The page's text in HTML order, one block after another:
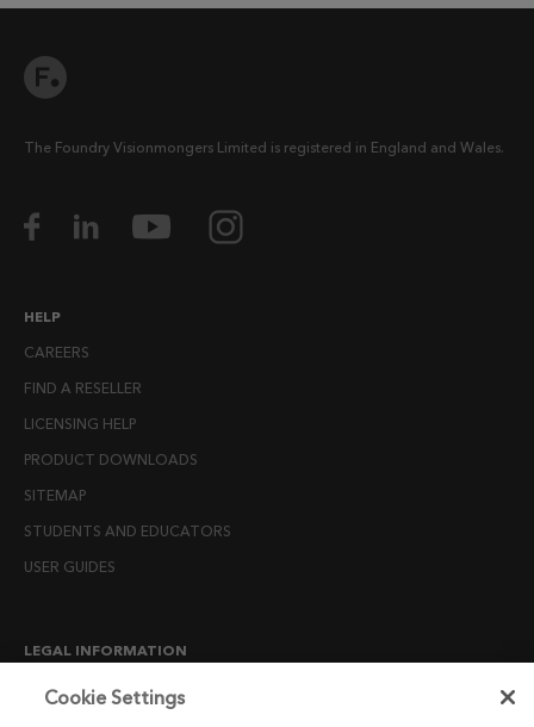
The Foundry Visionmongers Limited is registered in England and Wales.
HELP
CAREERS
FIND A RESELLER
LICENSING HELP
PRODUCT DOWNLOADS
SITEMAP
STUDENTS AND EDUCATORS
USER GUIDES
LEGAL INFORMATION
CANDIDATE PRIVACY NOTICE
Cookie Settings